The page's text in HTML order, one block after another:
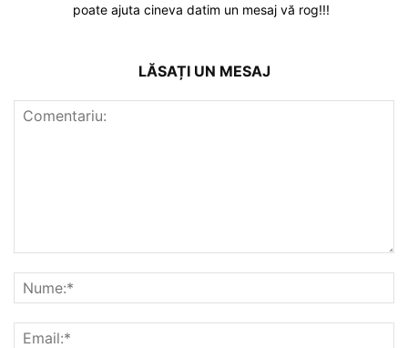
poate ajuta cineva datim un mesaj vă rog!!!
LĂSAȚI UN MESAJ